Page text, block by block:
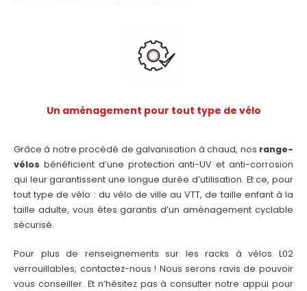
Un aménagement pour tout type de vélo
Grâce à notre procédé de galvanisation à chaud, nos range-
vélos bénéficient d’une protection anti-UV et anti-corrosion
qui leur garantissent une longue durée d’utilisation. Et ce, pour
tout type de vélo : du vélo de ville au VTT, de taille enfant à la
taille adulte, vous êtes garantis d’un aménagement cyclable
sécurisé.
Pour plus de renseignements sur les racks à vélos L02
verrouillables, contactez-nous ! Nous serons ravis de pouvoir
vous conseiller. Et n’hésitez pas à consulter notre appui pour